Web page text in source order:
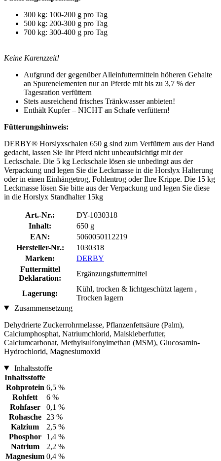
300 kg: 100-200 g pro Tag
500 kg: 200-300 g pro Tag
700 kg: 300-400 g pro Tag
Keine Karenzzeit!
Aufgrund der gegenüber Alleinfuttermitteln höheren Gehalte
an Spurenelementen nur an Pferde mit bis zu 3,7 % der
Tagesration verfüttern
Stets ausreichend frisches Tränkwasser anbieten!
Enthält Kupfer – NICHT an Schafe verfüttern!
Fütterungshinweis:
DERBY® Horslyxschalen 650 g sind zum Verfüttern aus der Hand
gedacht, lassen Sie Ihr Pferd nicht unbeaufsichtigt mit der
Leckschale. Die 5 kg Leckschale lösen sie unbedingt aus der
Verpackung und legen Sie die Leckmasse in die Horslyx Halterung
oder in einen Einhängetrog, Fohlentrog oder Ihre Krippe. Die 15 kg
Leckmasse lösen Sie bitte aus der Verpackung und legen Sie diese
in die Horslyx Standhalter 15kg
Art.-Nr.:
DY-1030318
Inhalt:
650 g
EAN:
5060050112219
Hersteller-Nr.:
1030318
Marken:
DERBY
Futtermittel
Deklaration:
Ergänzungsfuttermittel
Lagerung:
Kühl, trocken & lichtgeschützt lagern ,
Trocken lagern
Zusammensetzung
Dehydrierte Zuckerrohrmelasse, Pflanzenfettsäure (Palm),
Calciumphosphat, Natriumchlorid, Maiskleberfutter,
Calciumcarbonat, Methylsulfonylmethan (MSM), Glucosamin-
Hydrochlorid, Magnesiumoxid
Inhaltsstoffe
Inhaltsstoffe
Rohprotein 6,5 %
Rohfett
6 %
Rohfaser
0,1 %
Rohasche
23 %
Kalzium
2,5 %
Phosphor
1,4 %
Natrium
2,2 %
Magnesium 0,4 %